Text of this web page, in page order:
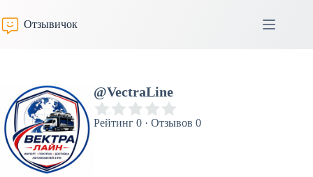
к
сути
Отзывичок
@VectraLine
Рейтинг 0 · Отзывов 0